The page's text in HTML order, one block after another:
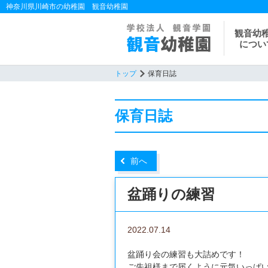
神奈川県川崎市の幼稚園 観音幼稚園
観音幼
につい
トップ 保育日誌
保育日誌
前へ
盆踊りの練習
2022.07.14
盆踊り会の練習も大詰めです！